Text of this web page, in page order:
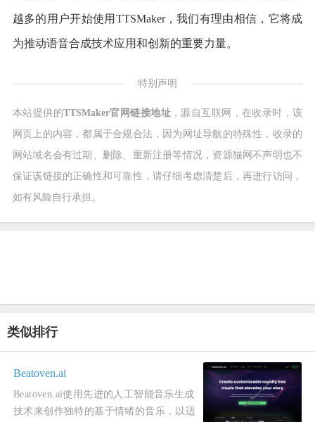
越多的用户开始使用TTSMaker，我们有理由相信，它将成
为推动语音合成技术应用和创新的重要力量。
特别声明
本站提供的TTSMaker官网链接地址 ，源自互联网，在收录时，该
网页上的内容，都属于合规合法，因为网址导航的特殊性，收录的
网站域名会有过期、删除、重新注册等情况，资源猫网不声明也不
保证该链接的正确性和可靠性，请仔细考虑清楚后，再进行访问，
如有风险自行承担。
类似排行
Beatoven.ai
Beatoven.ai使用先进的人工智能音乐生成
技术来创作独特的基于情绪的音乐，以适